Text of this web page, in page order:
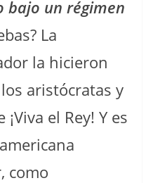
bajo un régimen
La
la hicieron
aristócratas y
el Rey! Y es
como